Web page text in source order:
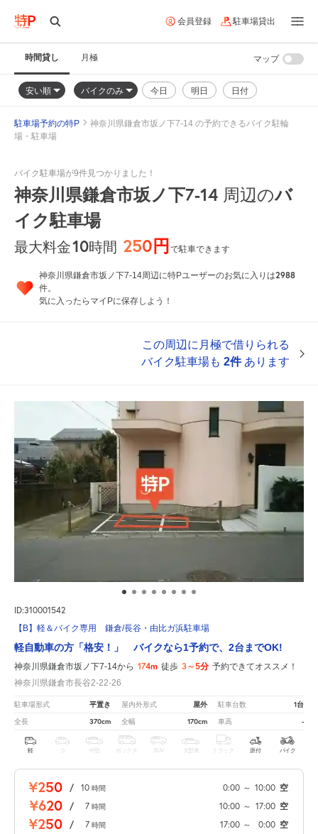
会員登録 駐車場貸出
時間貸し 月極
安い順 バイクのみ 今日 明日 日付
マップ
駐車場予約の特P
神奈川県鎌倉市坂ノ下7-14 の予約できるバイク駐輪
場・駐車場
バイク駐車場が9件見つかりました！
神奈川県鎌倉市坂ノ下7-14 周辺のバ
イク駐車場
最大料金10時間 250円で駐車できます
神奈川県鎌倉市坂ノ下7-14周辺に特Pユーザーのお気に入りは2988
件。
気に入ったらマイPに保存しよう！
この周辺に月極で借りられる
バイク駐車場も 2件あります
ID:310001542
【B】軽＆バイク専用 鎌倉/長谷・由比ガ浜駐車場
軽自動車の方「格安！」 バイクなら1予約で、2台までOK!
神奈川県鎌倉市坂ノ下7-14から 174m 徒歩 3～5分 予約できてオススメ！
神奈川県鎌倉市長谷2-22-26
駐車場形式 平置き 屋内外形式 屋外 駐車台数 1台
全長 370cm 全幅 170cm 車高 -
軽 中型 ボックス SUV 大型車 トラック 原付 バイク
¥250 / 10 時間 0:00 ～ 10:00 空
¥620 / 7 時間 10:00 ～ 17:00 空
¥250 / 7 時間 17:00 ～ 0:00 空